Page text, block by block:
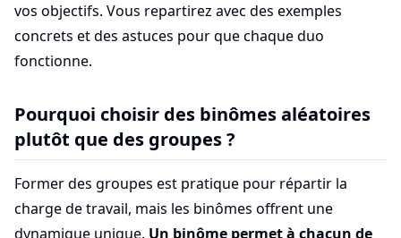
vos objectifs. Vous repartirez avec des exemples
concrets et des astuces pour que chaque duo
fonctionne.
Pourquoi choisir des binômes aléatoires
plutôt que des groupes ?
Former des groupes est pratique pour répartir la
charge de travail, mais les binômes offrent une
dynamique unique. Un binôme permet à chacun de